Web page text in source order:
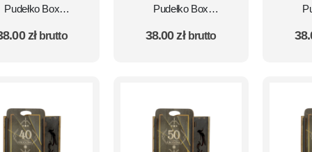
Pudełko Box
wino - 70
zł brutto
Pudełko Box
butelkę wino -18
38.00zł brutto